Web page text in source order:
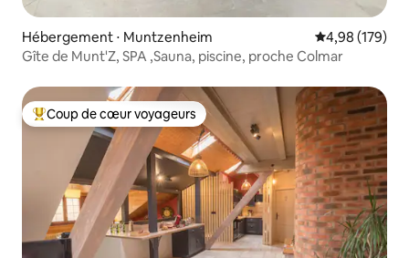
Hébergement ⋅ Muntzenheim Évaluation
4,98 (179)
Gîte de Munt'Z, SPA ,Sauna, piscine, proche Colmar
Coups de cœur voyageurs les plus appréciés
Coup de cœur voyageurs